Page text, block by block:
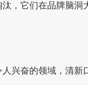
，它们在品牌脑
兴奋的领域，清